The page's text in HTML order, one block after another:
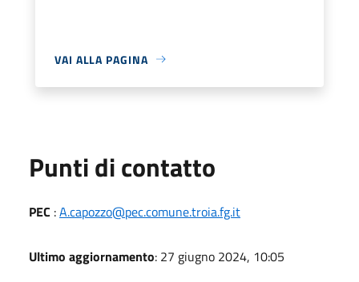
VAI ALLA PAGINA
Punti di contatto
PEC :A.capozzo@pec.comune.troia.fg.it
Ultimo aggiornamento: 27 giugno 2024, 10:05